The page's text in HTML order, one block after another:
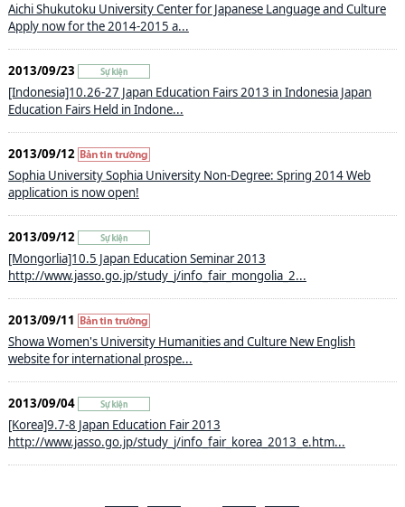
Aichi Shukutoku University Center for Japanese Language and Culture
Apply now for the 2014-2015 a...
2013/09/23
[Indonesia]10.26-27 Japan Education Fairs 2013 in Indonesia Japan
Education Fairs Held in Indone...
2013/09/12
Sophia University Sophia University Non-Degree: Spring 2014 Web
application is now open!
2013/09/12
[Mongorlia]10.5 Japan Education Seminar 2013
http://www.jasso.go.jp/study_j/info_fair_mongolia_2...
2013/09/11
Showa Women's University Humanities and Culture New English
website for international prospe...
2013/09/04
[Korea]9.7-8 Japan Education Fair 2013
http://www.jasso.go.jp/study_j/info_fair_korea_2013_e.htm...